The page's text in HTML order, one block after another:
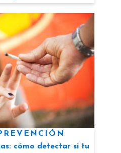
cómo detectar si tu